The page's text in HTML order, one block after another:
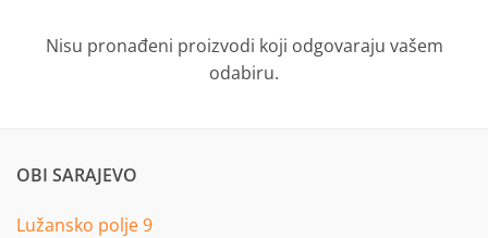
Nisu pronađeni proizvodi koji odgovaraju vašem
odabiru.
OBI SARAJEVO
Lužansko polje 9